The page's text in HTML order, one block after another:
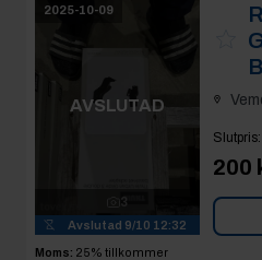
2025-10-09
AVSLUTAD
3
Avslutad 9/10 12:32
Moms: 25% tillkommer
Slutpris:
200